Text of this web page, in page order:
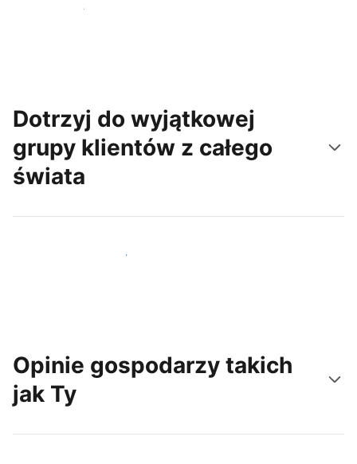
Rozpocznij już dziś
Dotrzyj do wyjątkowej
grupy klientów z całego
świata
Dotrzyj do nowych gości już dziś
Opinie gospodarzy takich
jak Ty